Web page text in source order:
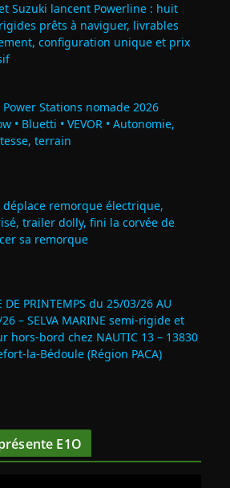
Suzuki lancent Powerline : huit
prêts à naviguer, livrables
configuration unique et prix
Power Stations nomade 2026
• Bluetti • VEVOR • Autonomie,
terrain
déplace remorque électrique,
trailer dolly, fini la corvée de
sa remorque
DE PRINTEMPS du 25/03/26 AU
– SELVA MARINE semi-rigide et
hors-bord chez NAUTIC 13 – 13830
(Région PACA)
E1O